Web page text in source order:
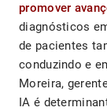
promover
diagnósticos
de pacientes
conduzindo e
Moreira,
IA é